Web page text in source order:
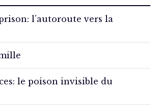
l’autoroute vers la
le poison invisible du